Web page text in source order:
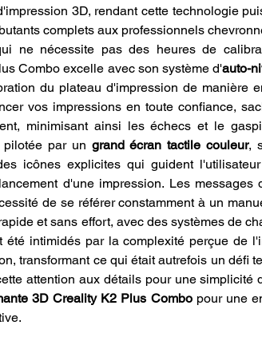
3D, rendant cette technologie
complets aux professionnels
ne nécessite pas des heures de
Combo excelle avec son système d'auto-
du plateau d'impression de manière
vos impressions en toute confiance,
minimisant ainsi les échecs et le
pilotée par un grand écran tactile couleur,
icônes explicites qui guident
d'une impression. Les
de se référer constamment à un
et sans effort, avec des systèmes de
été intimidés par la complexité perçue de
transformant ce qui était autrefois un défi
3D Creality K2 Plus Combo pour une